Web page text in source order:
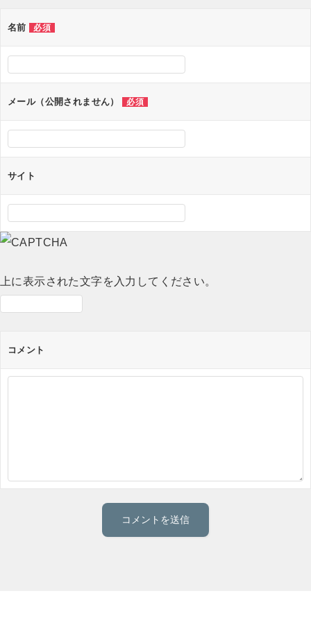
ゲ
シ
ョ
名前 必須
メール（公開されません） 必須
サイト
上に表示された文字を入力してください。
コメント